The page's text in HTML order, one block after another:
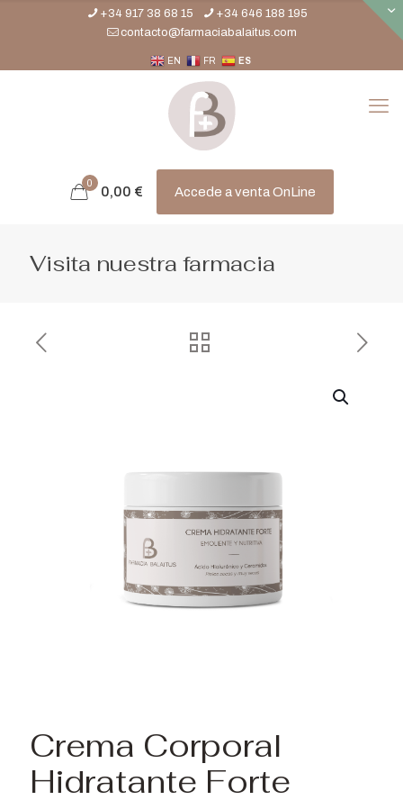
+34 917 38 68 15
+34 646 188 195
contacto@farmaciabalaitus.com
EN FR ES
0
0,00 € Accede a venta OnLine
Visita nuestra farmacia
Crema Corporal
Hidratante Forte